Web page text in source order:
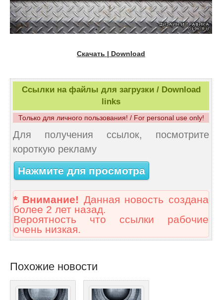
Скачать | Download
Ссылки на файлы для загрузки / Download
links
Только для личного пользования! / For personal use only!
Для получения ссылок, посмотрите
короткую рекламу
Нажмите для просмотра
* Внимание! Данная новость создана
более 2 лет назад.
Вероятность что ссылки рабочие
очень низкая.
Похожие новости